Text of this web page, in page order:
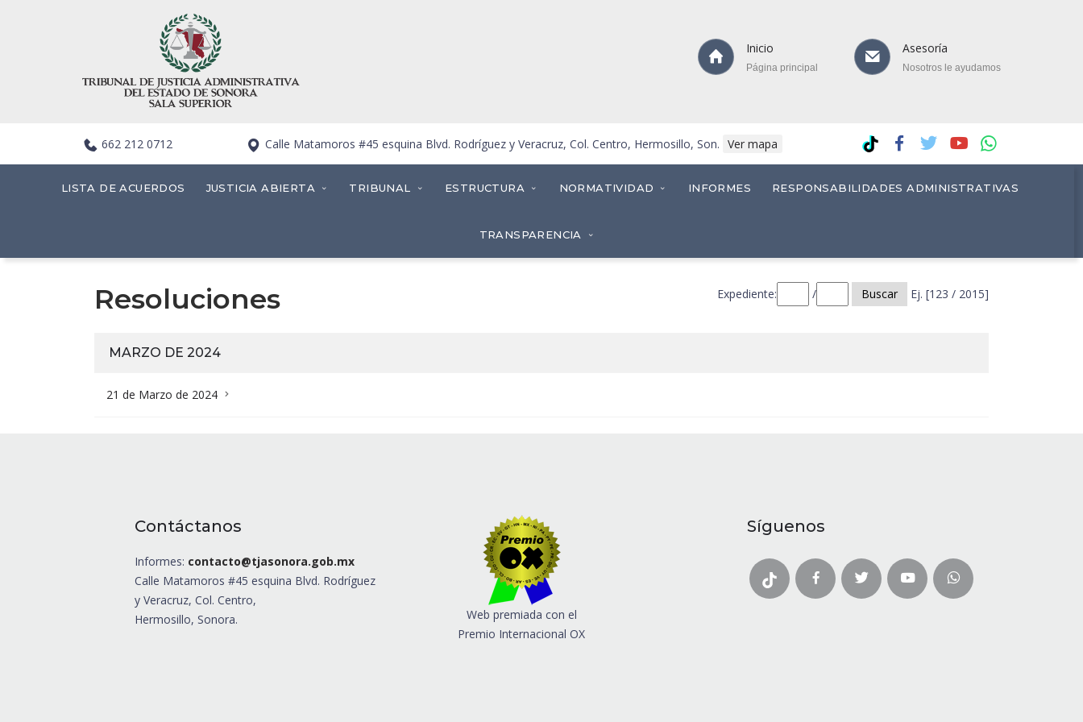
Inicio
Página principal
Asesoría
Nosotros le ayudamos
662 212 0712 Calle Matamoros #45 esquina Blvd. Rodríguez y Veracruz, Col. Centro, Hermosillo, Son. Ver mapa
LISTA DE ACUERDOS JUSTICIA ABIERTA TRIBUNAL ESTRUCTURA NORMATIVIDAD INFORMES RESPONSABILIDADES ADMINISTRATIVAS
TRANSPARENCIA
Resoluciones Expediente: / Buscar Ej. [123 / 2015]
MARZO DE 2024
21 de Marzo de 2024
Contáctanos
Informes: contacto@tjasonora.gob.mx
Calle Matamoros #45 esquina Blvd. Rodríguez
y Veracruz, Col. Centro,
Hermosillo, Sonora.
Web premiada con el
Premio Internacional OX
Síguenos